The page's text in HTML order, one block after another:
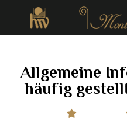
Allgemeine
häufig